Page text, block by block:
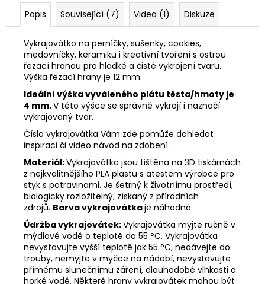
Popis Související (7) Videa (1) Diskuze
Vykrajovátko na perníčky, sušenky, cookies,
medovníčky, keramiku i kreativní tvoření s ostrou
řezací hranou pro hladké a čisté vykrojení tvaru.
Výška řezací hrany je 12 mm.
Ideální výška vyváleného plátu těsta/hmoty je
4 mm.V této výšce se správně vykrojí i naznačí
vykrajovaný tvar.
Číslo vykrajovátka Vám zde pomůže dohledat
inspiraci či video návod na zdobení.
Materiál:Vykrajovátka jsou tištěna na 3D tiskárnách
z nejkvalitnějšího PLA plastu s atestem výrobce pro
styk s potravinami. Je šetrný k životnímu prostředí,
biologicky rozložitelný, získaný z přírodních
zdrojů. Barva vykrajovátkaje náhodná.
Údržba vykrajovátek:Vykrajovátka myjte ručně v
mýdlové vodě o teplotě do 55 °C. Vykrajovátka
nevystavujte vyšší teplotě jak 55 °C, nedávejte do
trouby, nemyjte v myčce na nádobí, nevystavujte
přímému slunečnímu záření, dlouhodobé vlhkosti a
horké vodě. Některé hrany vykrajovátek mohou být
KOLEKCE
#1584
39
Kč